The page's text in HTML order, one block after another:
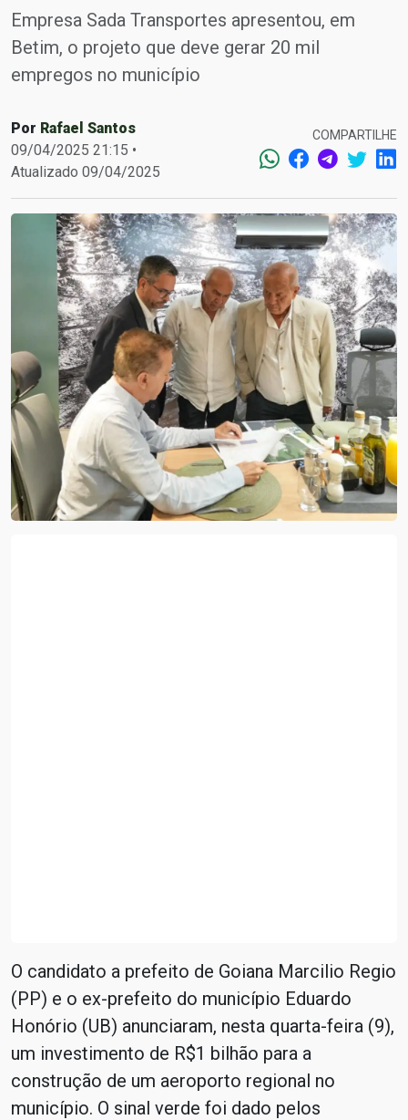
Empresa Sada Transportes apresentou, em
Betim, o projeto que deve gerar 20 mil
empregos no município
Por Rafael Santos
09/04/2025 21:15 •
Atualizado 09/04/2025
COMPARTILHE
O candidato a prefeito de Goiana Marcilio Regio
(PP) e o ex-prefeito do município Eduardo
Honório (UB) anunciaram, nesta quarta-feira (9),
um investimento de R$1 bilhão para a
construção de um aeroporto regional no
município. O sinal verde foi dado pelos